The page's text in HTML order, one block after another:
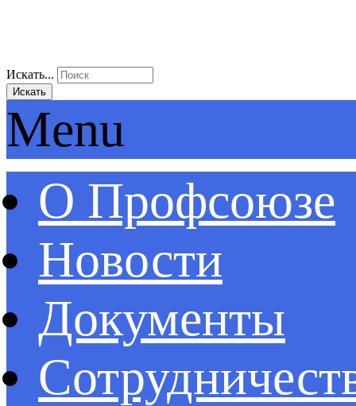
Искать...
Искать
Menu
О Профсоюзе
Новости
Документы